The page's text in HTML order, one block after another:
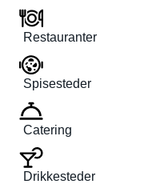
Restauranter
Spisesteder
Catering
Drikkesteder